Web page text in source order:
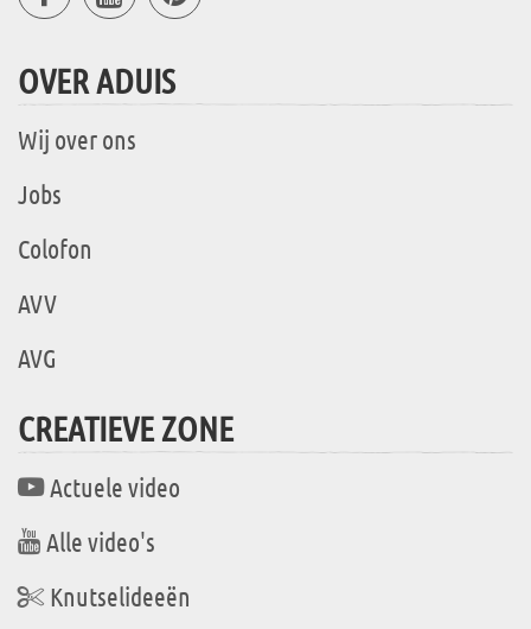
OVER ADUIS
Wij over ons
Jobs
Colofon
AVV
AVG
CREATIEVE ZONE
Actuele video
Alle video's
Knutselideeën